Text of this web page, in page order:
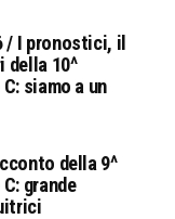
/ I pronostici, il
della 10^
siamo a un
della 9^
grande